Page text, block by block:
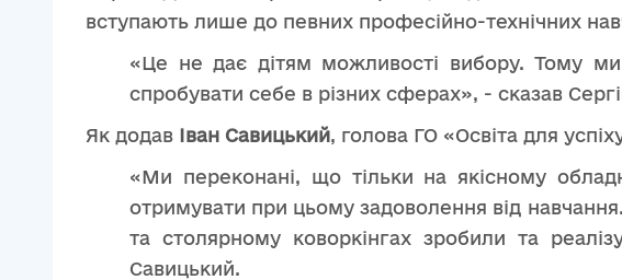
вступають лише до певних професійно-технічних
«Це не дає дітям можливості вибору. Тому
спробувати себе в різних сферах», - сказав
Як додав Іван Савицький, голова ГО «Освіта для
«Ми переконані, що тільки на якісному
отримувати при цьому задоволення від
та столярному коворкінгах зробили та
Савицький.